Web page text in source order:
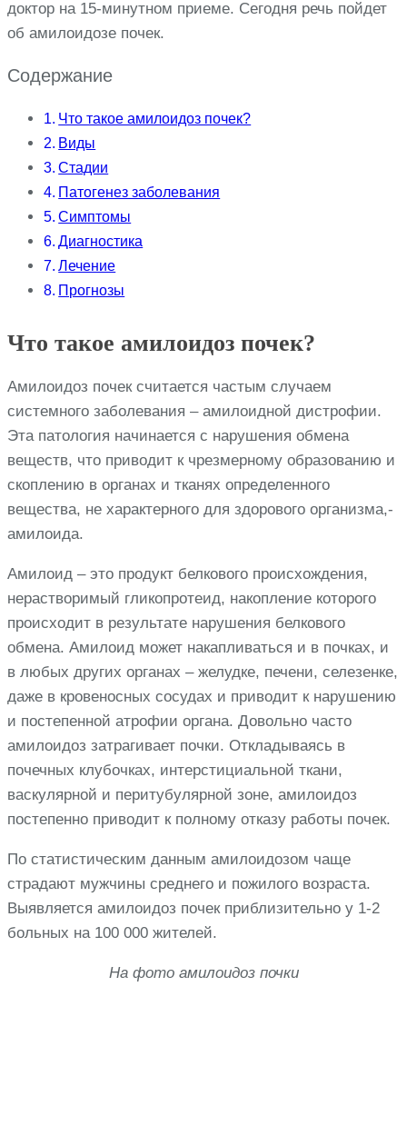
доктор на 15-минутном приеме. Сегодня речь пойдет
об амилоидозе почек.
Содержание
Что такое амилоидоз почек?
Виды
Стадии
Патогенез заболевания
Симптомы
Диагностика
Лечение
Прогнозы
Что такое амилоидоз почек?
Амилоидоз почек считается частым случаем
системного заболевания – амилоидной дистрофии.
Эта патология начинается с нарушения обмена
веществ, что приводит к чрезмерному образованию и
скоплению в органах и тканях определенного
вещества, не характерного для здорового организма,-
амилоида.
Амилоид – это продукт белкового происхождения,
нерастворимый гликопротеид, накопление которого
происходит в результате нарушения белкового
обмена. Амилоид может накапливаться и в почках, и
в любых других органах – желудке, печени, селезенке,
даже в кровеносных сосудах и приводит к нарушению
и постепенной атрофии органа. Довольно часто
амилоидоз затрагивает почки. Откладываясь в
почечных клубочках, интерстициальной ткани,
васкулярной и перитубулярной зоне, амилоидоз
постепенно приводит к полному отказу работы почек.
По статистическим данным амилоидозом чаще
страдают мужчины среднего и пожилого возраста.
Выявляется амилоидоз почек приблизительно у 1-2
больных на 100 000 жителей.
На фото амилоидоз почки